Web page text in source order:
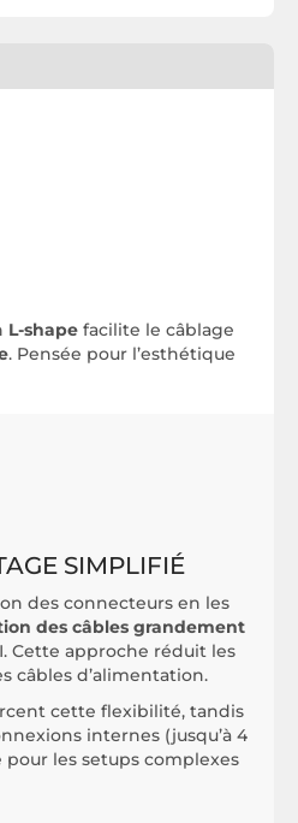
L-shape facilite le câblage
. Pensée pour l’esthétique
SIMPLIFIÉ
des connecteurs en les
des câbles grandement
Cette approche réduit les
câbles d’alimentation.
cette flexibilité, tandis
internes (jusqu’à 4
les setups complexes